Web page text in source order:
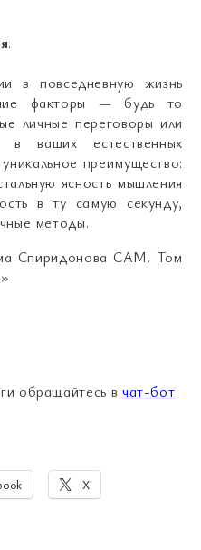
.
в повседневную жизнь
факторы — будь то
личные переговоры или
ваших естественных
преимущество:
ясность мышления
в ту самую секунду,
методы.
Спиридонова САМ. Том
обращайтесь в чат-бот
X